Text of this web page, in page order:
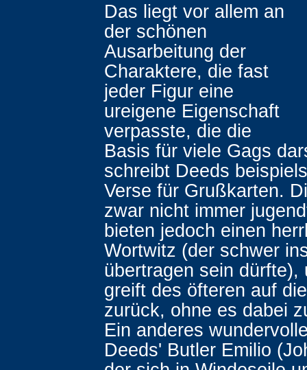
Das liegt vor allem an
der schönen
Ausarbeitung der
Charaktere, die fast
jeder Figur eine
ureigene Eigenschaft
verpasste, die die
Basis für viele Gags
schreibt Deeds
Verse für Grußkarten.
zwar nicht immer
bieten jedoch einen
Wortwitz (der schwer
übertragen sein dürfte),
greift des öfteren auf
zurück, ohne es dabei
Ein anderes
Deeds' Butler Emilio